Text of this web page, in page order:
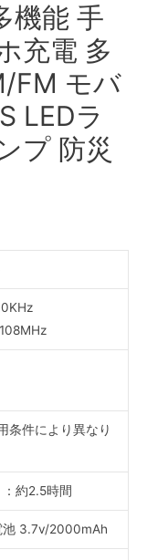
機能 手
充電 多
FM モバ
LEDラ
プ 防災
条件により異なり
約2.5時間
池 3.7v/2000mAh